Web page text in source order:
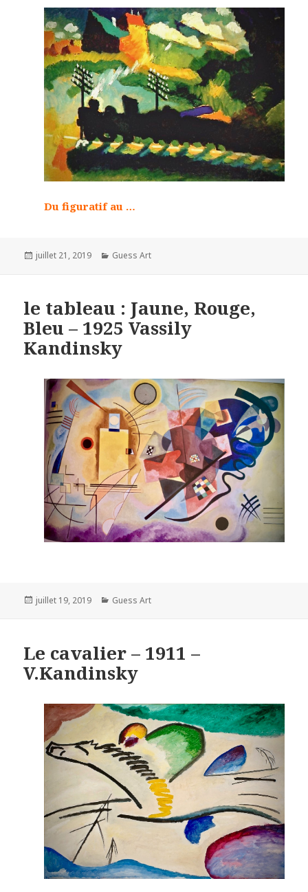
Du figuratif au …
Posted
juillet 21, 2019 Categories
Guess Art
le tableau : Jaune, Rouge,
Bleu – 1925 Vassily
Kandinsky
Posted
juillet 19, 2019 Categories
Guess Art
Le cavalier – 1911 –
V.Kandinsky